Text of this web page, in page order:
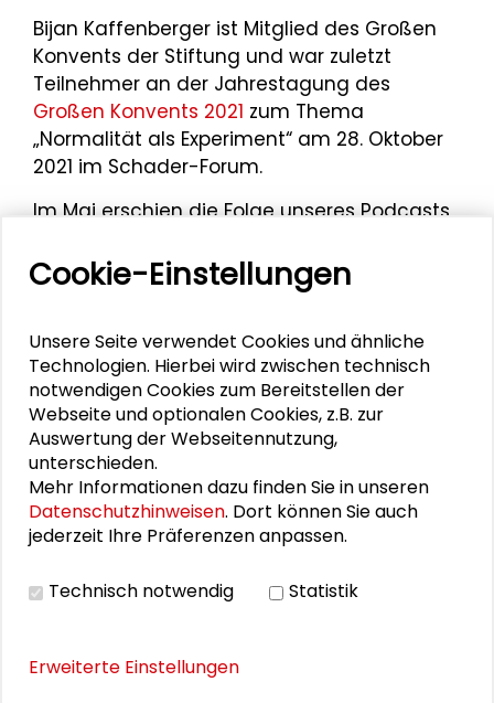
Bijan Kaffenberger ist Mitglied des Großen
Konvents der Stiftung und war zuletzt
Teilnehmer an der Jahrestagung des
Großen Konvents 2021 zum Thema
„Normalität als Experiment“ am 28. Oktober
2021 im Schader-Forum.
Im Mai erschien die Folge unseres Podcasts
Kaffenberger als Gesprächspartner. Sein
Thema:Warum Politik niederschwelliger
Cookie-Einstellungen
Unsere Seite verwendet Cookies und ähnliche
Technologien. Hierbei wird zwischen technisch
notwendigen Cookies zum Bereitstellen der
Webseite und optionalen Cookies, z.B. zur
Auswertung der Webseitennutzung,
unterschieden.
Mehr Informationen dazu finden Sie in unseren
Datenschutzhinweisen. Dort können Sie auch
jederzeit Ihre Präferenzen anpassen.
Technisch notwendig Statistik
Erweiterte Einstellungen